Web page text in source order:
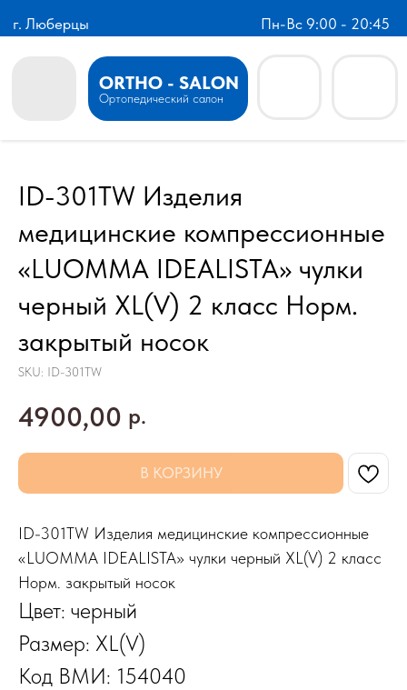
г. Люберцы Пн-Вс 9:00 - 20:45
ORTHO - SALON
Ортопедический салон
ID-301TW Изделия
медицинские компрессионные
«LUOMMA IDEALISTA» чулки
черный XL(V) 2 класс Норм.
закрытый носок
SKU: ID-301TW
4900,00 р.
В КОРЗИНУ
ID-301TW Изделия медицинские компрессионные
«LUOMMA IDEALISTA» чулки черный XL(V) 2 класс
Норм. закрытый носок
Цвет: черный
Размер: XL(V)
Код ВМИ: 154040